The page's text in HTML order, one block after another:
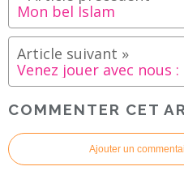
Mon bel Islam
Venez jouer avec nous
COMMENTER CET
Ajouter un